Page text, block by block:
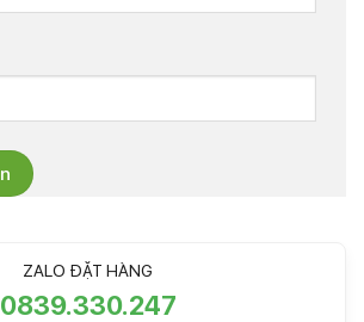
ZALO ĐẶT HÀNG
0839.330.247